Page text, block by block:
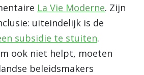
La Vie Moderne. Zijn
uiteindelijk is de
subsidie te stuiten.
ook niet helpt, moeten
beleidsmakers